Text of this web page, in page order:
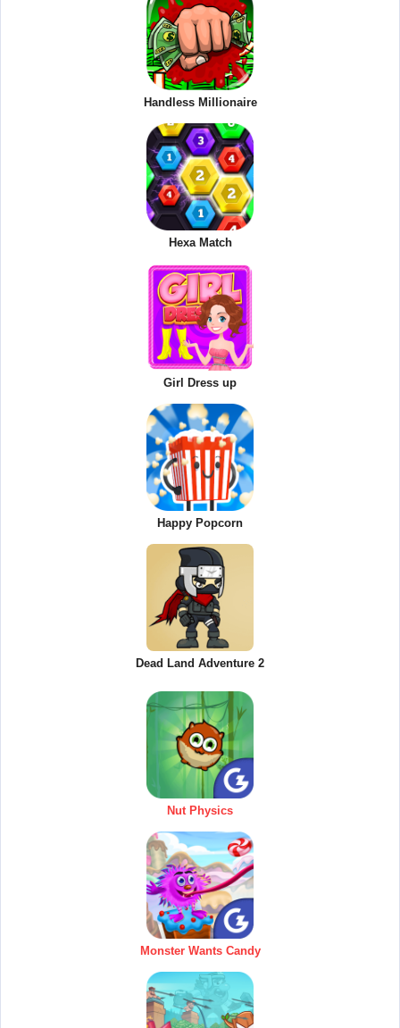
Handless Millionaire
Hexa Match
Girl Dress up
Happy Popcorn
Dead Land Adventure 2
Nut Physics
Monster Wants Candy